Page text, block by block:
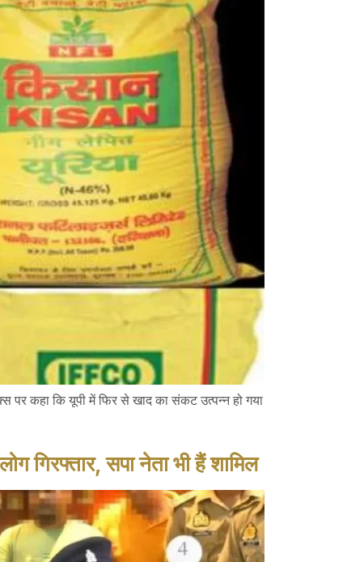
पर कहा कि यूपी में फिर से खाद का संकट उत्पन्न हो गया
गिरफ्तार, सपा नेता भी हैं शामिल